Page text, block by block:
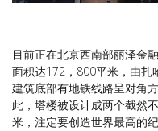
目前正在北京西南部丽泽金
面积达172，800平米，由扎
建筑底部有地铁线路呈对角
此，塔楼被设计成两个截然
米，注定要创造世界最高的纪